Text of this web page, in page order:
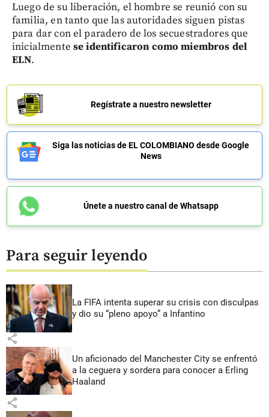
Luego de su liberación, el hombre se reunió con su
familia, en tanto que las autoridades siguen pistas
para dar con el paradero de los secuestradores que
inicialmente se identificaron como miembros del
ELN.
Regístrate a nuestro newsletter
Siga las noticias de EL COLOMBIANO desde Google
News
Únete a nuestro canal de Whatsapp
Para seguir leyendo
La FIFA intenta superar su crisis con disculpas
y dio su “pleno apoyo” a Infantino
share
Un aficionado del Manchester City se enfrentó
a la ceguera y sordera para conocer a Erling
Haaland
share